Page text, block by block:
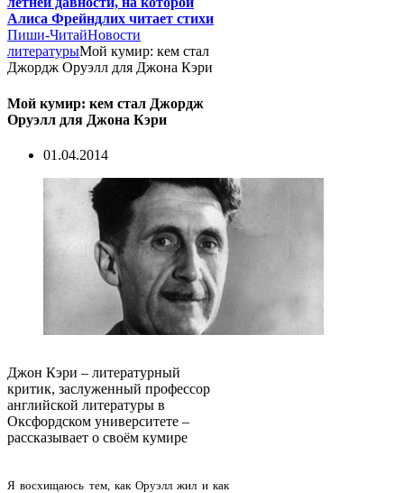
Алиса Фрейндлих читает стихи
Пиши-ЧитайНовости
литературыМой кумир: кем стал
Джордж Оруэлл для Джона Кэри
Мой кумир: кем стал Джордж
Оруэлл для Джона Кэри
01.04.2014
Джон Кэри – литературный
критик, заслуженный профессор
английской литературы в
Оксфордском университете –
рассказывает о своём кумире
Я восхищаюсь тем, как Оруэлл жил и как